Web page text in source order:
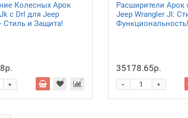
Колесных Арок
с Drl для Jeep
Стиль и Защита!
+
Расширители Арок
Jeep Wrangler Jl:
Функциональность!
35178.65р.
+
-